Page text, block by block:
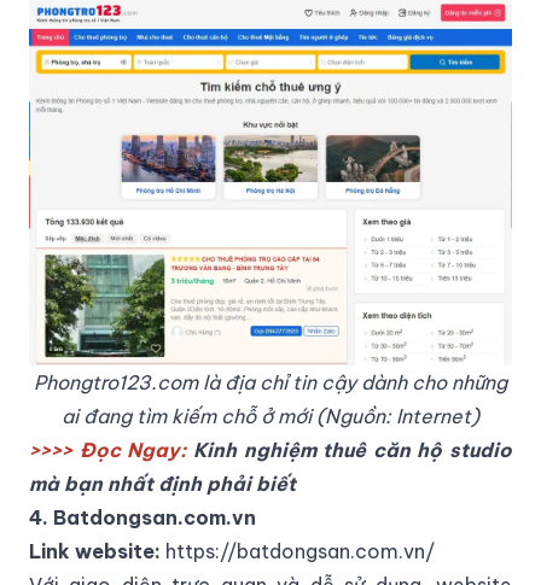
Phongtro123.com là địa chỉ tin cậy dành cho những
ai đang tìm kiếm chỗ ở mới (Nguồn: Internet)
>>>> Đọc Ngay: Kinh nghiệm thuê căn hộ studio
mà bạn nhất định phải biết
4. Batdongsan.com.vn
Link website: https://batdongsan.com.vn/